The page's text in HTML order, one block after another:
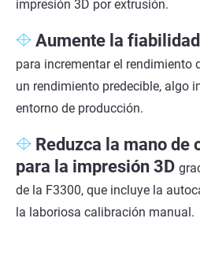
impresión 3D por extrusión.
Aumente la
para incrementar el rendimiento
un rendimiento predecible, algo
entorno de producción.
Reduzca la mano de
para la impresión 3D
de la F3300, que incluye la
la laboriosa calibración manual.